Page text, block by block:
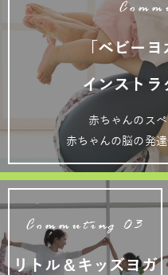
「ベビー
インストラ
赤ちゃんのス
赤ちゃんの脳の発
Commuting 03
リトル＆キッズヨガ